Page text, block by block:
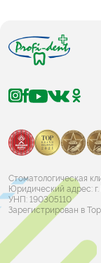
Стоматологическая
Юридический адрес:
УНП: 190305110
Зарегистрирован в